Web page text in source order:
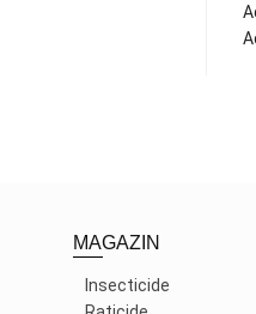
MAGAZIN
Insecticide